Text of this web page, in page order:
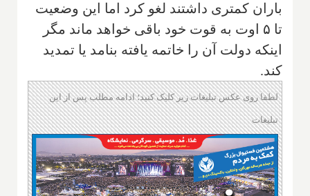
باران کمتری داشتند لغو کرد اما این وضعیت
تا ۵ اوت به قوت خود باقی خواهد ماند مگر
اینکه دولت آن را خاتمه یافته بنامد یا تمدید
کند.
لطفا روی عکس تبلیغات زیر کلیک کنید؛ ادامه مطلب پس از این
تبلیغات